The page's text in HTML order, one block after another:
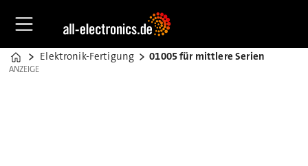
Home
Elektronik-Fertigung 01005 für mittlere Serien
ANZEIGE
ANZEIGE